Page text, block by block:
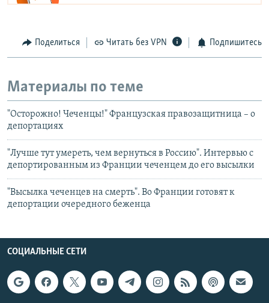
Поделиться Читать без VPN Подпишитесь
Материалы по теме
"Осторожно! Чеченцы!" Французская правозащитница – о
депортациях
"Лучше тут умереть, чем вернуться в Россию". Интервью с
депортированным из Франции чеченцем до его высылки
"Высылка чеченцев на смерть". Во Франции готовят к
депортации очередного беженца
СОЦИАЛЬНЫЕ СЕТИ